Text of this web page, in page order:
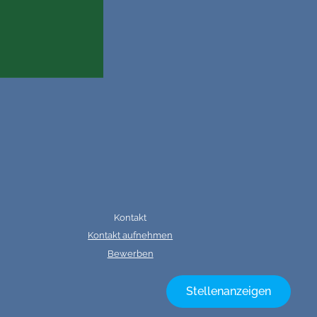
Kontakt
Kontakt aufnehmen
Bewerben
Stellenanzeigen